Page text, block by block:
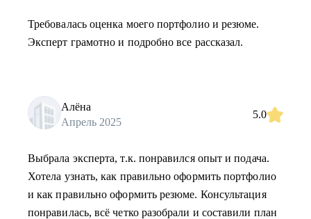
Требовалась оценка моего портфолио и резюме.
Эксперт грамотно и подробно все рассказал.
Алёна
Апрель 2025
5.0
Выбрала эксперта, т.к. понравился опыт и подача.
Хотела узнать, как правильно оформить портфолио
и как правильно оформить резюме. Консультация
понравилась, всё четко разобрали и составили план